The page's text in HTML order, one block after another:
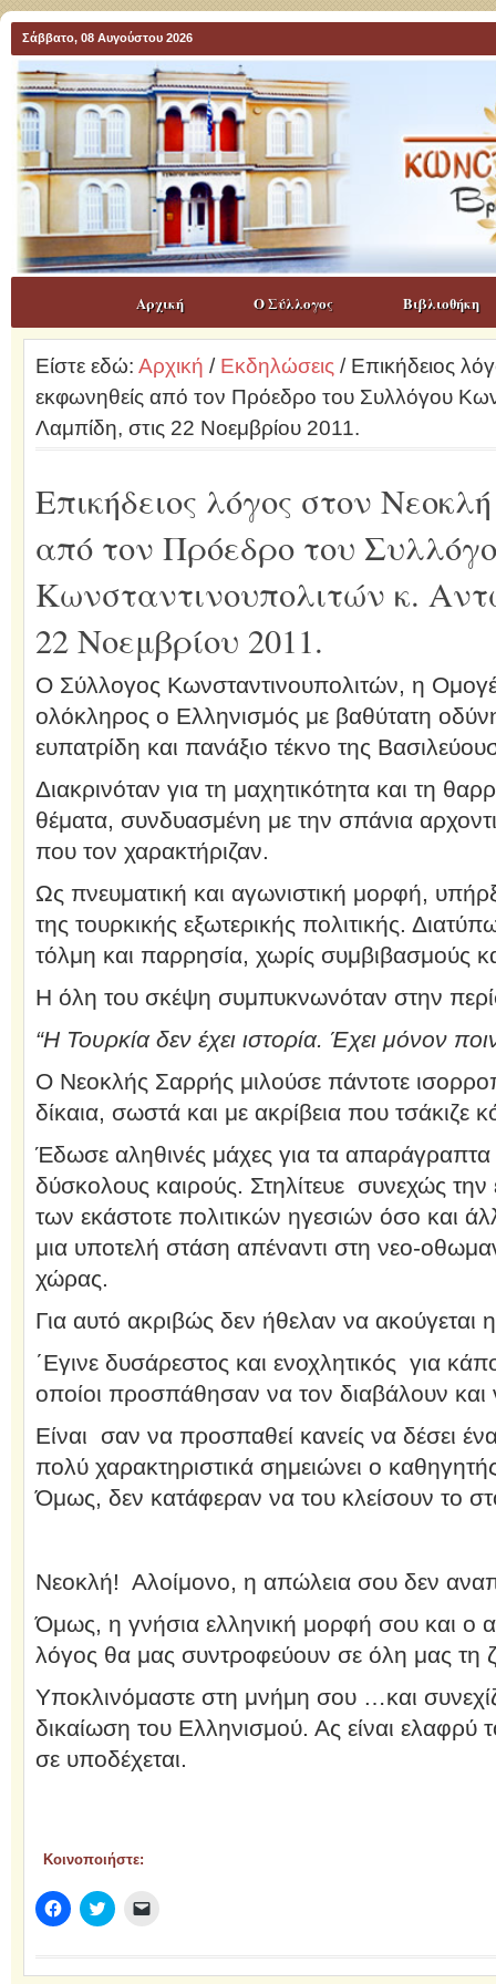
Σάββατο, 08 Αυγούστου 2026
Αρχική Ο Σύλλογος Βιβλιοθήκη
Είστε εδώ: Αρχική / Εκδηλώσεις / Επικήδειος
εκφωνηθείς από τον Πρόεδρο του Συλλόγου
Λαμπίδη, στις 22 Νοεμβρίου 2011.
Επικήδειος λόγος στον
από τον Πρόεδρο του
Κωνσταντινουπολιτών κ.
22 Νοεμβρίου 2011.
Ο Σύλλογος Κωνσταντινουπολιτών, η
ολόκληρος ο Ελληνισμός με βαθύτατη
ευπατρίδη και πανάξιο τέκνο της
Διακρινόταν για τη μαχητικότητα και τη
θέματα, συνδυασμένη με την σπάνια
που τον χαρακτήριζαν.
Ως πνευματική και αγωνιστική μορφή,
της τουρκικής εξωτερικής πολιτικής.
τόλμη και παρρησία, χωρίς συμβιβασμούς και
Η όλη του σκέψη συμπυκνωνόταν στην
“Η Τουρκία δεν έχει ιστορία. Έχει μόνον
Ο Νεοκλής Σαρρής μιλούσε πάντοτε
δίκαια, σωστά και με ακρίβεια που τσάκιζε
Έδωσε αληθινές μάχες για τα απαράγραπτα
δύσκολους καιρούς. Στηλίτευε συνεχώς την
των εκάστοτε πολιτικών ηγεσιών όσο και
μια υποτελή στάση απέναντι στη νεο-
χώρας.
Για αυτό ακριβώς δεν ήθελαν να ακούγεται
΄Εγινε δυσάρεστος και ενοχλητικός για
οποίοι προσπάθησαν να τον διαβάλουν
Είναι σαν να προσπαθεί κανείς να δέσει
πολύ χαρακτηριστικά σημειώνει ο
Όμως, δεν κατάφεραν να του κλείσουν το
Νεοκλή! Αλοίμονο, η απώλεια σου δεν
Όμως, η γνήσια ελληνική μορφή σου και ο
λόγος θα μας συντροφεύουν σε όλη μας τη
Υποκλινόμαστε στη μνήμη σου …και
δικαίωση του Ελληνισμού. Ας είναι ελαφρύ
σε υποδέχεται.
Κοινοποιήστε:
Πατήστε
για
σε
Κλικ
για
σε μέσω